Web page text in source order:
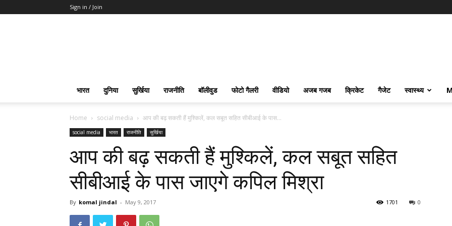
Sign in / Join
भारत दुनिया सुर्खिया राजनीति बॉलीवुड फोटो गैलरी वीडियो अजब गजब क्रिकेट गैजेट स्वास्थ्य
Home social media आप की बढ़ सकती हैं मुश्किलें, कल सबूत सहित सीबीआई के पास...
social media भारत राजनीति सुर्खिया
आप की बढ़ सकती हैं मुश्किलें, कल सबूत सहित
सीबीआई के पास जाएगे कपिल मिश्रा
By komal jindal - May 9, 2017 0
1701